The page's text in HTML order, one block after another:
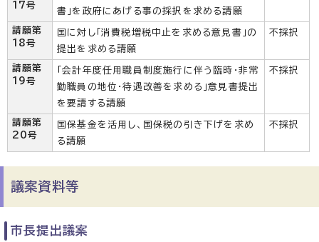
17号
書」を政府にあげる事の採択を求める請願
請願第
18号
国に対し「消費税増税中止を求める意見書」の
提出を求める請願
不採択
請願第
19号
「会計年度任用職員制度施行に伴う臨時・非常
勤職員の地位・待遇改善を求める」意見書提出
を要請する請願
不採択
請願第
20号
国保基金を活用し、国保税の引き下げを求め
る請願
不採択
議案資料等
市長提出議案